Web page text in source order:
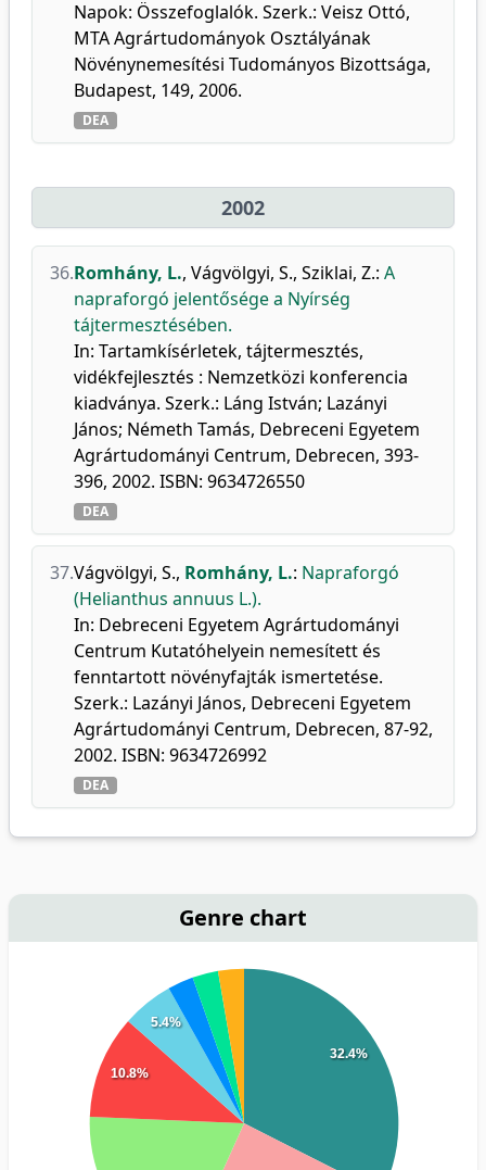
Napok: Összefoglalók. Szerk.: Veisz Ottó,
MTA Agrártudományok Osztályának
Növénynemesítési Tudományos Bizottsága,
Budapest, 149, 2006.
DEA
2002
36.Romhány, L., Vágvölgyi, S., Sziklai, Z.: A
napraforgó jelentősége a Nyírség
tájtermesztésében.
In: Tartamkísérletek, tájtermesztés,
vidékfejlesztés : Nemzetközi konferencia
kiadványa. Szerk.: Láng István; Lazányi
János; Németh Tamás, Debreceni Egyetem
Agrártudományi Centrum, Debrecen, 393-
396, 2002. ISBN: 9634726550
DEA
37.Vágvölgyi, S., Romhány, L.: Napraforgó
(Helianthus annuus L.).
In: Debreceni Egyetem Agrártudományi
Centrum Kutatóhelyein nemesített és
fenntartott növényfajták ismertetése.
Szerk.: Lazányi János, Debreceni Egyetem
Agrártudományi Centrum, Debrecen, 87-92,
2002. ISBN: 9634726992
DEA
Genre chart
32.4%
10.8%
5.4%